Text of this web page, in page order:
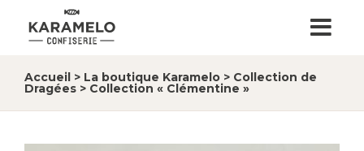
Accueil > La boutique Karamelo > Collection de
Dragées > Collection « Clémentine »